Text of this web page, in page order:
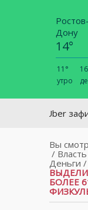
Дону
14°
11°
утро
Uber
Вы
/ Власть
Деньги /
БОЛЕЕ